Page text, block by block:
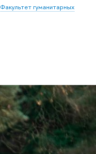
Факультет гуманитарных